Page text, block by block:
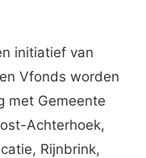
initiatief van
Vfonds worden
met Gemeente
Achterhoek,
Rijnbrink,